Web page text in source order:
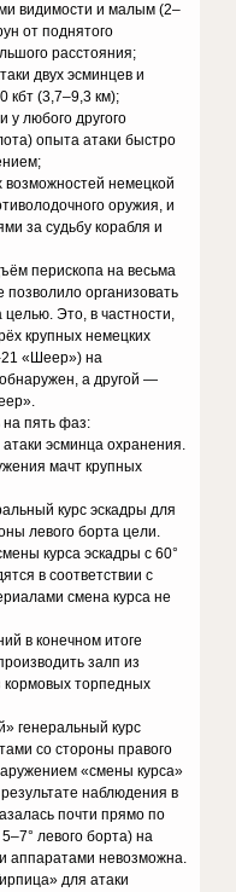
видимости и малым (2–
от поднятого
расстояния;
двух эсминцев и
кбт (3,7–9,3 км);
у любого другого
опыта атаки быстро
немецкой
оружия, и
за судьбу корабля и
перископа на весьма
позволило организовать
Это, в частности,
крупных немецких
21 «Шеер») на
а другой —
на пять фаз:
эсминца охранения.
мачт крупных
курс эскадры для
левого борта цели.
курса эскадры с 60°
в соответствии с
смена курса не
в конечном итоге
залп из
торпедных
генеральный курс
со стороны правого
«смены курса»
наблюдения в
почти прямо по
левого борта) на
аппаратами невозможна.
для атаки